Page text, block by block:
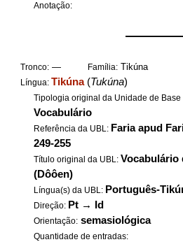
Anotação:
Tronco: — Família: Tikúna
Língua: Tikúna(Tukúna)
Tipologia original da Unidade de
Vocabulário
Referência da UBL: Faria apud
249-255
Título original da UBL: Vocabulário
(Dôôen)
Língua(s) da UBL: Português-
Direção: Pt → Id
Orientação: semasiológica
Quantidade de entradas: